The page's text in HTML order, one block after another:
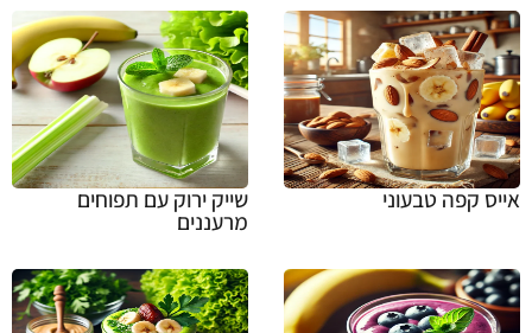
אייס קפה טבעוני שייק ירוק עם תפוחים
מרעננים